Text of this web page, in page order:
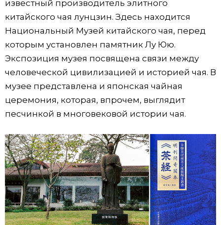
известный производитель элитного
китайского чая лунцзин. Здесь находится
Национальный Музей китайского чая, перед
которым установлен памятник Лу Юю.
Экспозиция музея посвящена связи между
человеческой цивилизацией и историей чая. В
музее представлена и японская чайная
церемония, которая, впрочем, выглядит
песчинкой в многовековой истории чая.